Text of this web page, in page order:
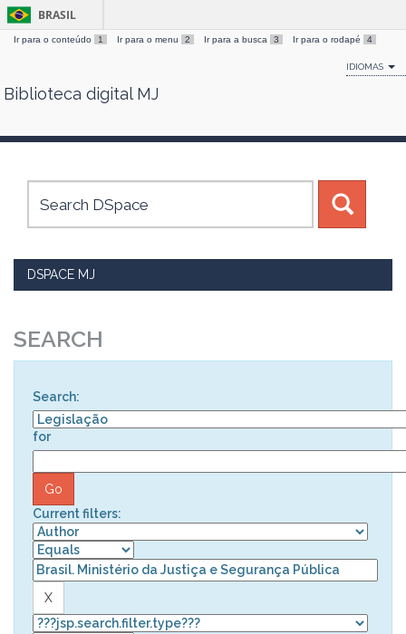
Skip
BRASIL
Ir para o conteúdo 1 Ir para o menu 2 Ir para a busca 3 Ir para o rodapé 4
IDIOMAS
Biblioteca digital MJ
DSPACE MJ
SEARCH
Search:
for
Current filters: